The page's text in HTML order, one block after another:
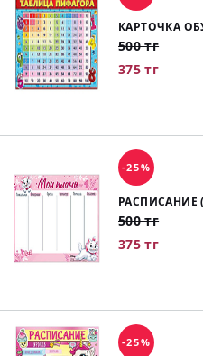
КАРТОЧКА
500 тг
375 тг
-25%
РАСПИСАНИЕ
500 тг
375 тг
-25%